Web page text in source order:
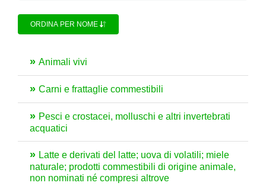
ORDINA PER NOME
Animali vivi
Carni e frattaglie commestibili
Pesci e crostacei, molluschi e altri invertebrati
acquatici
Latte e derivati del latte; uova di volatili; miele
naturale; prodotti commestibili di origine animale,
non nominati né compresi altrove